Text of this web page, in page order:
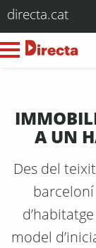
directa.cat
A UN
Des del
barceloní
model